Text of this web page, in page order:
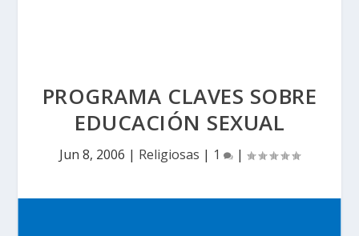
PROGRAMA CLAVES SOBRE
EDUCACIÓN SEXUAL
Jun 8, 2006 | Religiosas | 1 |